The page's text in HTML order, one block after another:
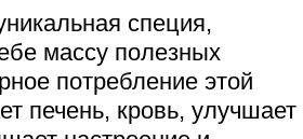
специя,
массу полезных
потребление этой
печень, кровь, улучшает